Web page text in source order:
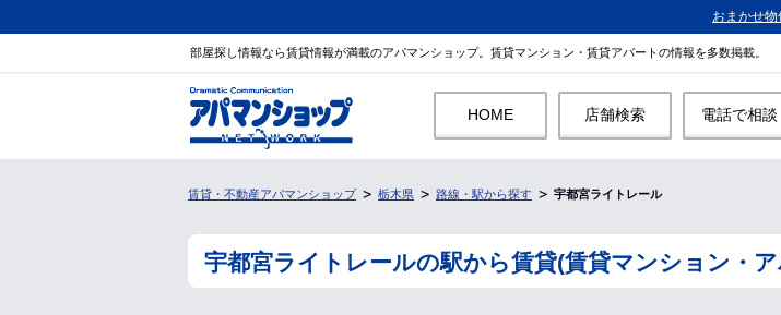
おまかせ物
部屋探し情報なら賃貸情報が満載のアパマンショップ。賃貸マンション・賃貸アパートの情報を多数掲載。
HOME 店舗検索 電話で相談
賃貸・不動産アパマンショップ 栃木県 路線・駅から探す 宇都宮ライトレール
宇都宮ライトレールの駅から賃貸(賃貸マンション・